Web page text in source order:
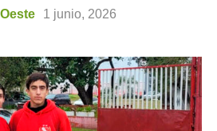
1 junio, 2026